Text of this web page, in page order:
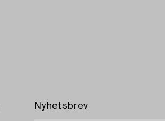
Nyhetsbrev